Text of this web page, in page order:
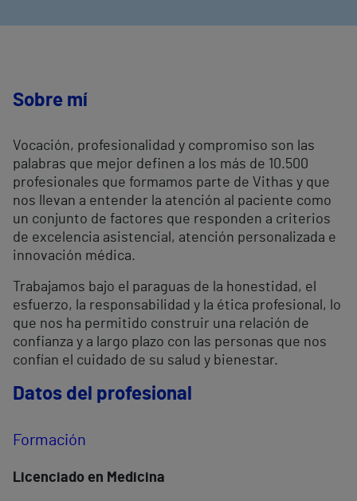
Sobre mí
Vocación, profesionalidad y compromiso son las
palabras que mejor definen a los más de 10.500
profesionales que formamos parte de Vithas y que
nos llevan a entender la atención al paciente como
un conjunto de factores que responden a criterios
de excelencia asistencial, atención personalizada e
innovación médica.
Trabajamos bajo el paraguas de la honestidad, el
esfuerzo, la responsabilidad y la ética profesional, lo
que nos ha permitido construir una relación de
confianza y a largo plazo con las personas que nos
confían el cuidado de su salud y bienestar.
Datos del profesional
Formación
Licenciado en Medicina